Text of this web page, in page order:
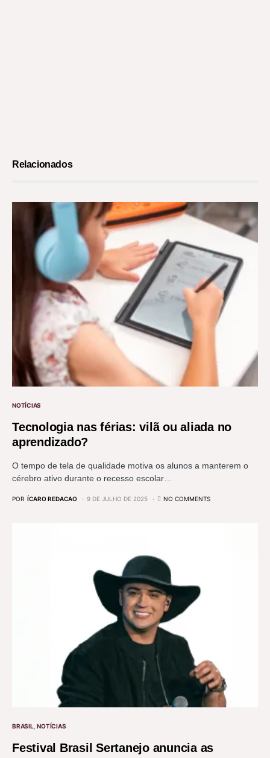
Relacionados
NOTÍCIAS
Tecnologia nas férias: vilã ou aliada no
aprendizado?
O tempo de tela de qualidade motiva os alunos a manterem o
cérebro ativo durante o recesso escolar…
POR ÍCARO REDACAO 9 DE JULHO DE 2025 NO COMMENTS
BRASIL NOTÍCIAS
Festival Brasil Sertanejo anuncia as